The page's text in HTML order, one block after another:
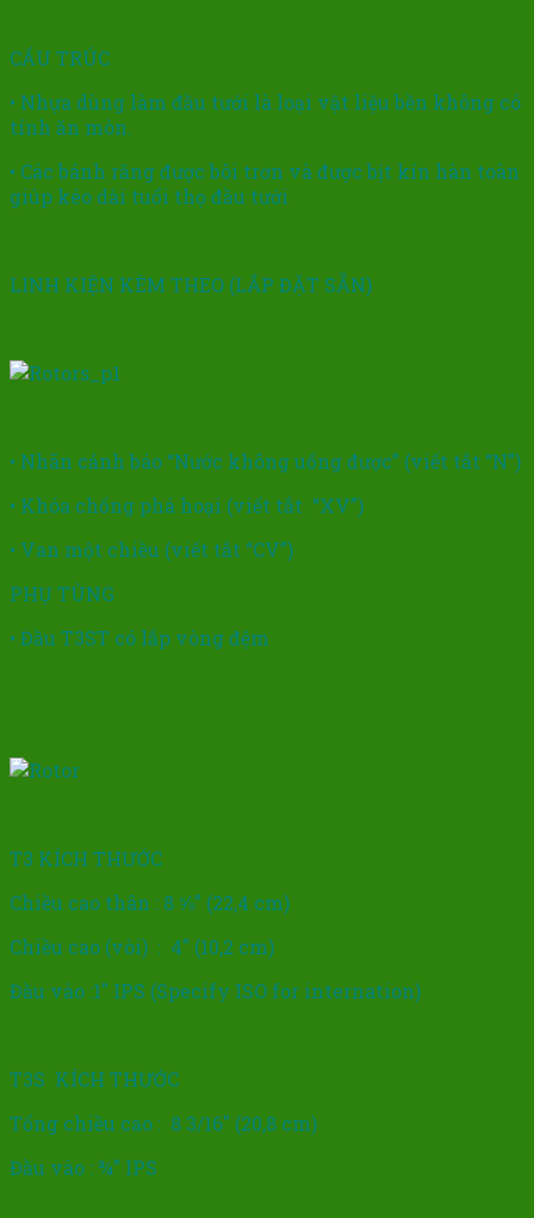
CẤU TRÚC
• Nhựa dùng làm đầu tưới là loại vật liệu bền không có
tính ăn mòn.
• Các bánh răng được bôi trơn và được bịt kín hàn toàn
giúp kéo dài tuổi thọ đầu tưới
LINH KIỆN KÈM THEO (LẮP ĐẶT SẴN)
• Nhãn cảnh báo “Nước không uống được” (viết tắt “N”)
• Khóa chống phá hoại (viết tắt “XV”)
• Van một chiều (viết tắt “CV”)
PHỤ TÙNG
• Đầu T3ST có lắp vòng đệm
T3 KÍCH THƯỚC
Chiều cao thân : 8 ⅝” (22,4 cm)
Chiều cao (vòi) : 4″ (10,2 cm)
Đầu vào :1″ IPS (Specify ISO for internation)
T3S KÍCH THƯỚC
Tổng chiều cao : 8 3/16″ (20,8 cm)
Đầu vào : ¾” IPS